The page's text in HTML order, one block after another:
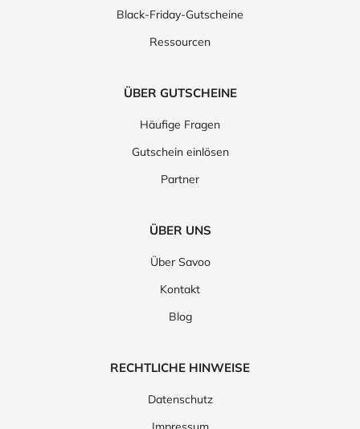
Black-Friday-Gutscheine
Ressourcen
ÜBER GUTSCHEINE
Häufige Fragen
Gutschein einlösen
Partner
ÜBER UNS
Über Savoo
Kontakt
Blog
RECHTLICHE HINWEISE
Datenschutz